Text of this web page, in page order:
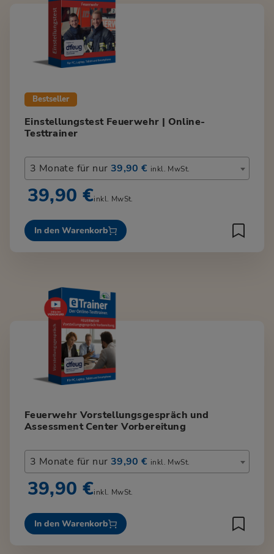
Bestseller
Einstellungstest Feuerwehr | Online-
Testtrainer
3 Monate für nur 39,90 € inkl. MwSt.
39,90 €inkl. MwSt.
In den Warenkorb
Feuerwehr Vorstellungsgespräch und
Assessment Center Vorbereitung
3 Monate für nur 39,90 € inkl. MwSt.
39,90 €inkl. MwSt.
In den Warenkorb